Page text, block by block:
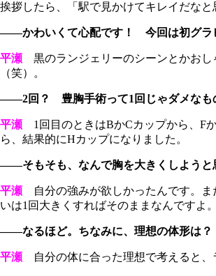
挨拶したら、「駅で見かけてキレイだな
――かわいくて心配です！ 今回は初グラ
平瀬 黒のランジェリーのシーンとかおし
（笑）。
――2回？ 豊胸手術って1回じゃダメなも
平瀬 1回目のときはBかCカップから、F
ら、結果的にHカップになりました。
――そもそも、なんで胸を大きくしようと
平瀬 自分の強みが欲しかったんです。ま
いは1回大きくすればそのままなんですよ。
――なるほど。ちなみに、理想の体形は？
平瀬 自分の体に合った理想で考えると、